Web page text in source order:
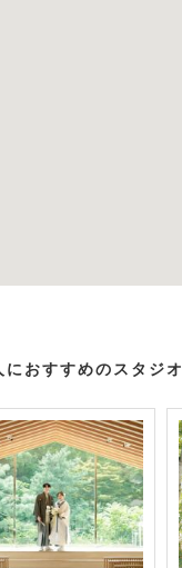
おすすめのスタジオ